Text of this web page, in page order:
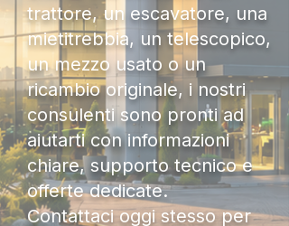
trattore, un escavatore, una
mietitrebbia, un telescopico,
un mezzo usato o un
ricambio originale, i nostri
consulenti sono pronti ad
aiutarti con informazioni
chiare, supporto tecnico e
offerte dedicate.
Contattaci oggi stesso per